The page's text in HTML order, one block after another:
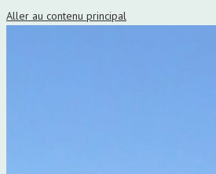
Aller au contenu principal